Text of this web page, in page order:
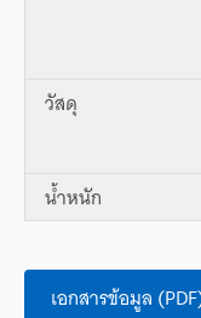
วัสดุ
น้ำหนัก
เอกสารข้อมูล